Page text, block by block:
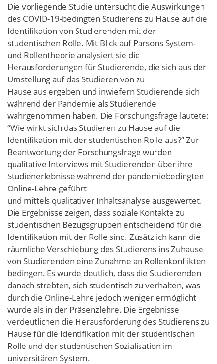
Die vorliegende Studie untersucht die Auswirkungen
des COVID-19-bedingten Studierens zu Hause auf die
Identifikation von Studierenden mit der
studentischen Rolle. Mit Blick auf Parsons System-
und Rollentheorie analysiert sie die
Herausforderungen für Studierende, die sich aus der
Umstellung auf das Studieren von zu
Hause aus ergeben und inwiefern Studierende sich
während der Pandemie als Studierende
wahrgenommen haben. Die Forschungsfrage lautete:
“Wie wirkt sich das Studieren zu Hause auf die
Identifikation mit der studentischen Rolle aus?” Zur
Beantwortung der Forschungsfrage wurden
qualitative Interviews mit Studierenden über ihre
Studienerlebnisse während der pandemiebedingten
Online-Lehre geführt
und mittels qualitativer Inhaltsanalyse ausgewertet.
Die Ergebnisse zeigen, dass soziale Kontakte zu
studentischen Bezugsgruppen entscheidend für die
Identifikation mit der Rolle sind. Zusätzlich kann die
räumliche Verschiebung des Studierens ins Zuhause
von Studierenden eine Zunahme an Rollenkonflikten
bedingen. Es wurde deutlich, dass die Studierenden
danach strebten, sich studentisch zu verhalten, was
durch die Online-Lehre jedoch weniger ermöglicht
wurde als in der Präsenzlehre. Die Ergebnisse
verdeutlichen die Herausforderung des Studierens zu
Hause für die Identifikation mit der studentischen
Rolle und der studentischen Sozialisation im
universitären System.